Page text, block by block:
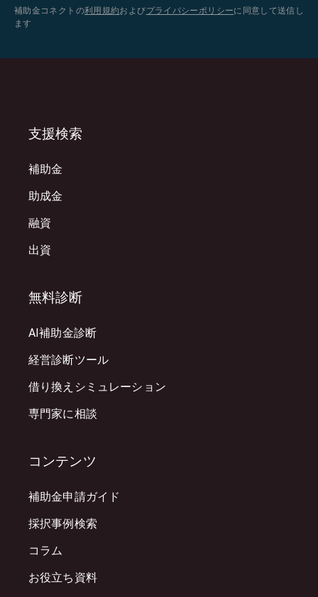
補助金コネクトの利用規約およびプライバシーポリシーに同意して送信し
ます
支援検索
補助金
助成金
融資
出資
無料診断
AI補助金診断
経営診断ツール
借り換えシミュレーション
専門家に相談
コンテンツ
補助金申請ガイド
採択事例検索
コラム
お役立ち資料